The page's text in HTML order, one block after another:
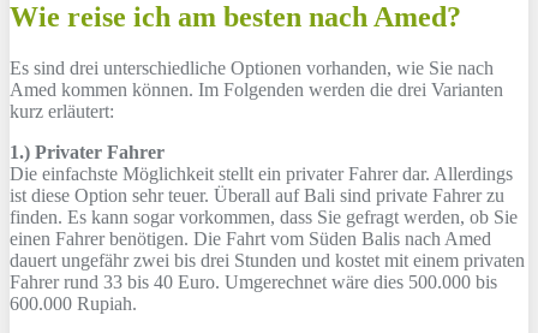
Wie reise ich am besten nach Amed?
Es sind drei unterschiedliche Optionen vorhanden, wie Sie nach
Amed kommen können. Im Folgenden werden die drei Varianten
kurz erläutert:
1.) Privater Fahrer
Die einfachste Möglichkeit stellt ein privater Fahrer dar. Allerdings
ist diese Option sehr teuer. Überall auf Bali sind private Fahrer zu
finden. Es kann sogar vorkommen, dass Sie gefragt werden, ob Sie
einen Fahrer benötigen. Die Fahrt vom Süden Balis nach Amed
dauert ungefähr zwei bis drei Stunden und kostet mit einem privaten
Fahrer rund 33 bis 40 Euro. Umgerechnet wäre dies 500.000 bis
600.000 Rupiah.